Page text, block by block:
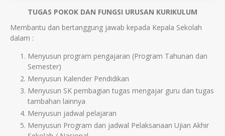
TUGAS POKOK DAN FUNGSI URUSAN KURIKULUM
Membantu dan bertanggung jawab kepada Kepala Sekolah
dalam :
Menyusun program pengajaran (Program Tahunan dan
Semester)
Menyusun Kalender Pendidikan
Menyusun SK pembagian tugas mengajar guru dan tugas
tambahan lainnya
Menyusun jadwal pelajaran
Menyusun Program dan jadwal Pelaksanaan Ujian Akhir